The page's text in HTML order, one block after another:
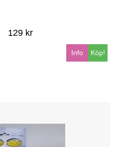
129 kr
Köp!
Info